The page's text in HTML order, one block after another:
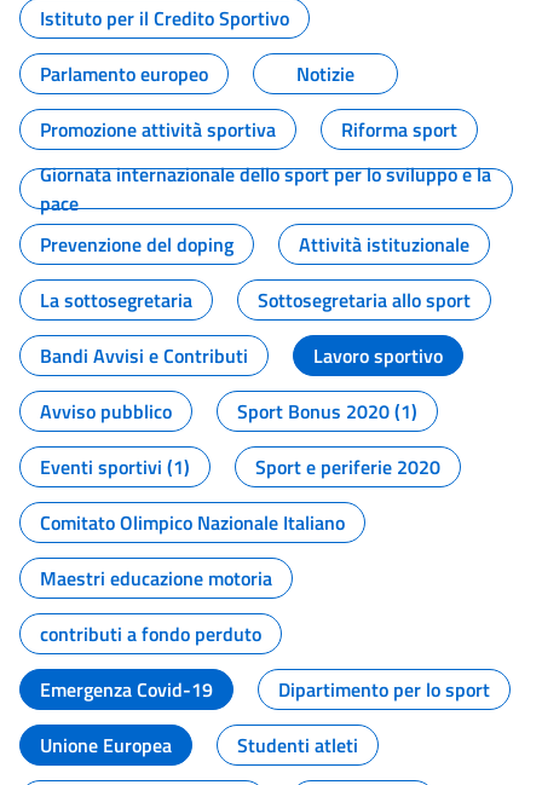
Istituto per il Credito Sportivo
Parlamento europeo
Notizie
Promozione attività sportiva
Riforma sport
Giornata internazionale dello sport per lo sviluppo e la
pace
Prevenzione del doping
Attività istituzionale
La sottosegretaria
Sottosegretaria allo sport
Bandi Avvisi e Contributi
Lavoro sportivo
Avviso pubblico
Sport Bonus 2020 (1)
Eventi sportivi (1)
Sport e periferie 2020
Comitato Olimpico Nazionale Italiano
Maestri educazione motoria
contributi a fondo perduto
Emergenza Covid-19
Dipartimento per lo sport
Unione Europea
Studenti atleti